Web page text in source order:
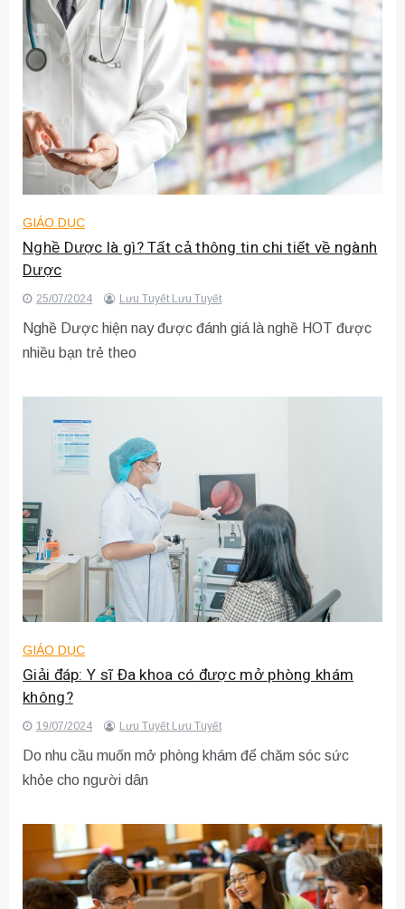
GIÁO DỤC
Nghề Dược là gì? Tất cả thông tin chi tiết về ngành
Dược
25/07/2024 Lưu Tuyết Lưu Tuyết
Nghề Dược hiện nay được đánh giá là nghề HOT được
nhiều bạn trẻ theo
GIÁO DỤC
Giải đáp: Y sĩ Đa khoa có được mở phòng khám
không?
19/07/2024 Lưu Tuyết Lưu Tuyết
Do nhu cầu muốn mở phòng khám để chăm sóc sức
khỏe cho người dân